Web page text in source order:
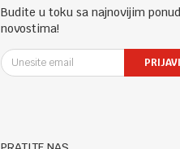
Budite u toku sa najnovijim
novostima!